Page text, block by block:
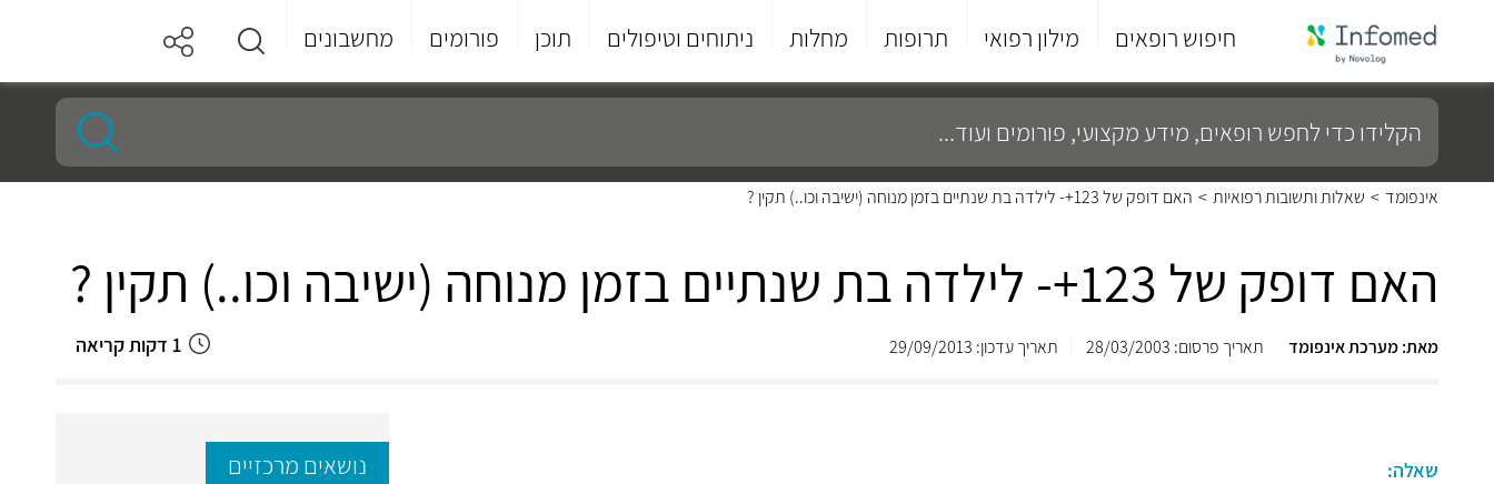
חיפוש רופאים מילון רפואי תרופות מחלות ניתוחים וטיפולים תוכן פורומים מחשבונים
סוף
התפריט
הקלידו
כדי
לחפש
רופאים,
מידע
מקצועי,
אינפומד > שאלות ותשובות רפואיות > האם דופק של 123+- לילדה בת שנתיים בזמן מנוחה (ישיבה וכו..) תקין ?
האם דופק של 123+- לילדה בת שנתיים בזמן מנוחה (ישיבה וכו..) תקין ?
מאת: מערכת אינפומד תאריך פרסום: 28/03/2003 תאריך עדכון: 29/09/2013 1 דקות קריאה
שאלה:
נושאים מרכזיים